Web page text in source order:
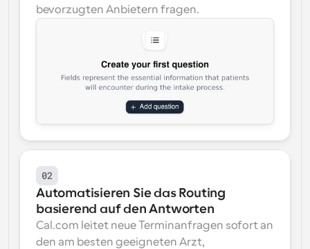
bevorzugten Anbietern fragen.
02
Automatisieren Sie das Routing
basierend auf den Antworten
Cal.com leitet neue Terminanfragen sofort an
den am besten geeigneten Arzt,